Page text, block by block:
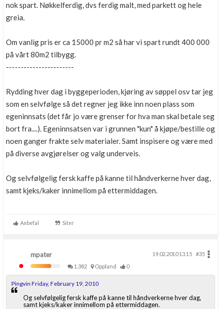
nok spart. Nøkkelferdig, dvs ferdig malt, med parkett og hele
greia.
Om vanlig pris er ca 15000 pr m2 så har vi spart rundt 400 000
på vårt 80m2 tilbygg.
-----------------------
Rydding hver dag i byggeperioden, kjøring av søppel osv tar jeg
som en selvfølge så det regner jeg ikke inn noen plass som
egeninnsats (det får jo være grenser for hva man skal betale seg
bort fra....). Egeninnsatsen var i grunnen "kun" å kjøpe/bestille og
noen ganger frakte selv materialer. Samt inspisere og være med
på diverse avgjørelser og valg underveis.
Og selvfølgelig fersk kaffe på kanne til håndverkerne hver dag,
samt kjeks/kaker innimellom på ettermiddagen.
Anbefal Siter
mpater 19.02.2010 13.15
#35
1,382
Oppland 0
Pingvin Friday, February 19, 2010
Og selvfølgelig fersk kaffe på kanne til håndverkerne hver dag,
samt kjeks/kaker innimellom på ettermiddagen.